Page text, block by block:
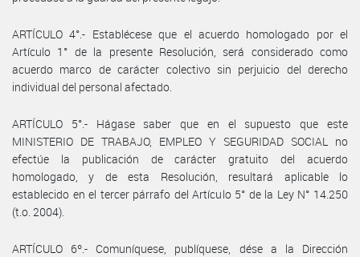
ARTÍCULO 4°.- Establécese que el acuerdo homologado por el
Artículo 1° de la presente Resolución, será considerado como
acuerdo marco de carácter colectivo sin perjuicio del derecho
individual del personal afectado.
ARTÍCULO 5°.- Hágase saber que en el supuesto que este
MINISTERIO DE TRABAJO, EMPLEO Y SEGURIDAD SOCIAL no
efectúe la publicación de carácter gratuito del acuerdo
homologado, y de esta Resolución, resultará aplicable lo
establecido en el tercer párrafo del Artículo 5° de la Ley N° 14.250
(t.o. 2004).
ARTÍCULO 6º.- Comuníquese, publíquese, dése a la Dirección